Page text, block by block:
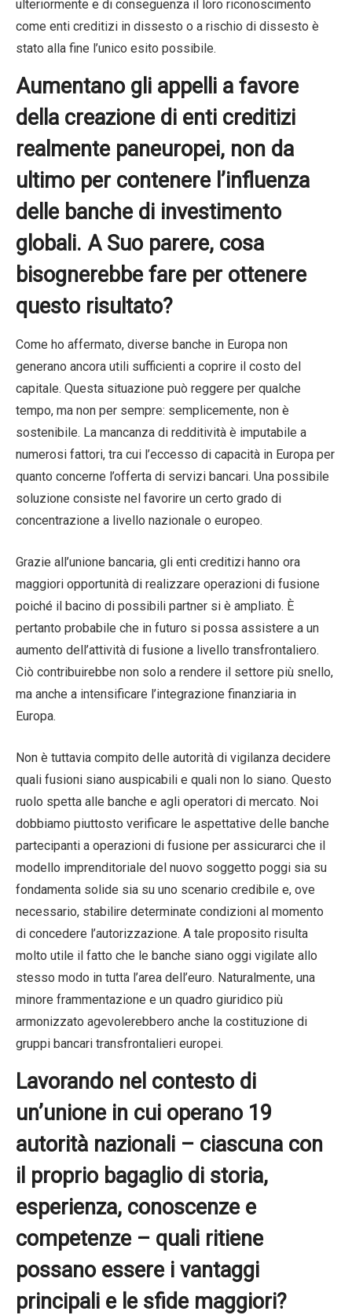
ulteriormente e di conseguenza il loro riconoscimento
come enti creditizi in dissesto o a rischio di dissesto è
stato alla fine l’unico esito possibile.
Aumentano gli appelli a favore
della creazione di enti creditizi
realmente paneuropei, non da
ultimo per contenere l’influenza
delle banche di investimento
globali. A Suo parere, cosa
bisognerebbe fare per ottenere
questo risultato?
Come ho affermato, diverse banche in Europa non
generano ancora utili sufficienti a coprire il costo del
capitale. Questa situazione può reggere per qualche
tempo, ma non per sempre: semplicemente, non è
sostenibile. La mancanza di redditività è imputabile a
numerosi fattori, tra cui l’eccesso di capacità in Europa per
quanto concerne l’offerta di servizi bancari. Una possibile
soluzione consiste nel favorire un certo grado di
concentrazione a livello nazionale o europeo.
Grazie all’unione bancaria, gli enti creditizi hanno ora
maggiori opportunità di realizzare operazioni di fusione
poiché il bacino di possibili partner si è ampliato. È
pertanto probabile che in futuro si possa assistere a un
aumento dell’attività di fusione a livello transfrontaliero.
Ciò contribuirebbe non solo a rendere il settore più snello,
ma anche a intensificare l’integrazione finanziaria in
Europa.
Non è tuttavia compito delle autorità di vigilanza decidere
quali fusioni siano auspicabili e quali non lo siano. Questo
ruolo spetta alle banche e agli operatori di mercato. Noi
dobbiamo piuttosto verificare le aspettative delle banche
partecipanti a operazioni di fusione per assicurarci che il
modello imprenditoriale del nuovo soggetto poggi sia su
fondamenta solide sia su uno scenario credibile e, ove
necessario, stabilire determinate condizioni al momento
di concedere l’autorizzazione. A tale proposito risulta
molto utile il fatto che le banche siano oggi vigilate allo
stesso modo in tutta l’area dell’euro. Naturalmente, una
minore frammentazione e un quadro giuridico più
armonizzato agevolerebbero anche la costituzione di
gruppi bancari transfrontalieri europei.
Lavorando nel contesto di
un’unione in cui operano 19
autorità nazionali – ciascuna con
il proprio bagaglio di storia,
esperienza, conoscenze e
competenze – quali ritiene
possano essere i vantaggi
principali e le sfide maggiori?